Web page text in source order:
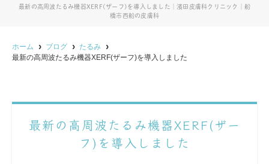
最新の高周波たるみ機器XERF(ザーフ)を導入しました｜濱田皮膚科クリニック｜船
橋市西船の皮膚科
ホーム ブログ
たるみ
最新の高周波たるみ機器XERF(ザーフ)を導入しました
最新の高周波たるみ機器XERF(ザー
フ)を導入しました